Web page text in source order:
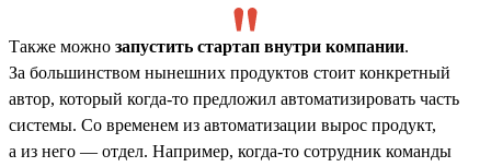
Также можно запустить стартап внутри компании.
За большинством нынешних продуктов стоит конкретный
автор, который когда-то предложил автоматизировать часть
системы. Со временем из автоматизации вырос продукт,
а из него — отдел. Например, когда-то сотрудник команды